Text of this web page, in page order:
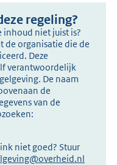
regeling?
inhoud niet juist is?
de organisatie die de
Deze
verantwoordelijk
De naam
de
van de
niet goed? Stuur